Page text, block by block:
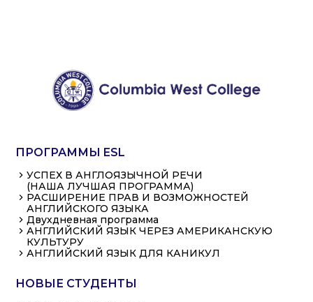
ПРОГРАММЫ ESL
УСПЕХ В АНГЛОЯЗЫЧНОЙ РЕЧИ
(НАША ЛУЧШАЯ ПРОГРАММА)
РАСШИРЕНИЕ ПРАВ И ВОЗМОЖНОСТЕЙ
АНГЛИЙСКОГО ЯЗЫКА
Двухдневная программа
АНГЛИЙСКИЙ ЯЗЫК ЧЕРЕЗ АМЕРИКАНСКУЮ
КУЛЬТУРУ
АНГЛИЙСКИЙ ЯЗЫК ДЛЯ КАНИКУЛ
НОВЫЕ СТУДЕНТЫ